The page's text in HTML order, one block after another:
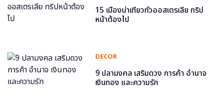
15 เมืองน่าเที่ยวทั่วออสเตรเลีย ทริป
หน้าต้องไป
DECOR
9 ปลามงคล เสริมดวง การค้า อำนาจ
เงินทอง และความรัก